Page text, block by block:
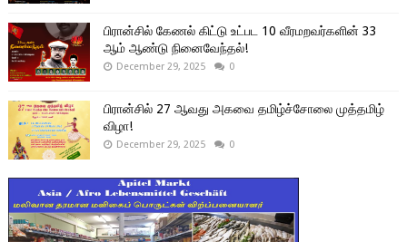
பிரான்சில் கேணல் கிட்டு உட்பட 10 வீரமறவர்களின் 33
ஆம் ஆண்டு நினைவேந்தல்!
December 29, 2025 0
பிரான்சில் 27 ஆவது அகவை தமிழ்ச்சோலை முத்தமிழ்
விழா!
December 29, 2025 0